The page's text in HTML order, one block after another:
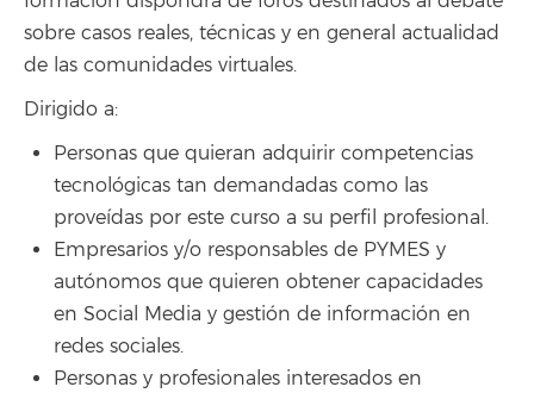
sobre casos reales, técnicas y en general actualidad
de las comunidades virtuales.
Dirigido a:
Personas que quieran adquirir competencias
tecnológicas tan demandadas como las
proveídas por este curso a su perfil profesional.
Empresarios y/o responsables de PYMES y
autónomos que quieren obtener capacidades
en Social Media y gestión de información en
redes sociales.
Personas y profesionales interesados en